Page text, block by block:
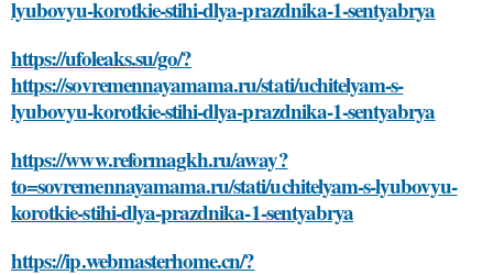
lyubovyu-korotkie-stihi-dlya-prazdnika-1-sentyabrya
https://ufoleaks.su/go/?
https://sovremennayamama.ru/stati/uchitelyam-s-
lyubovyu-korotkie-stihi-dlya-prazdnika-1-sentyabrya
https://www.reformagkh.ru/away?
to=sovremennayamama.ru/stati/uchitelyam-s-lyubovyu-
korotkie-stihi-dlya-prazdnika-1-sentyabrya
https://ip.webmasterhome.cn/?